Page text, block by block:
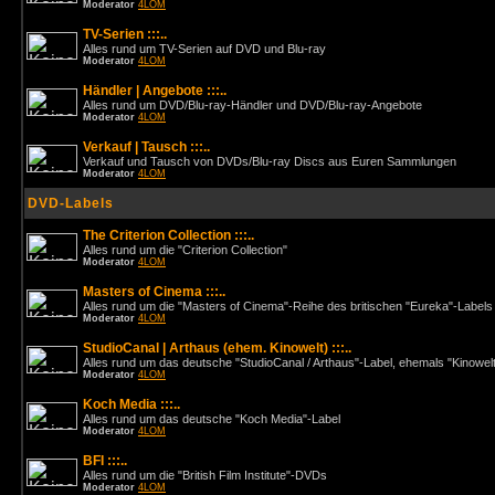
Moderator 4LOM
TV-Serien :::..
Alles rund um TV-Serien auf DVD und Blu-ray
Moderator 4LOM
Händler | Angebote :::..
Alles rund um DVD/Blu-ray-Händler und DVD/Blu-ray-Angebote
Moderator 4LOM
Verkauf | Tausch :::..
Verkauf und Tausch von DVDs/Blu-ray Discs aus Euren Sammlungen
Moderator 4LOM
DVD-Labels
The Criterion Collection :::..
Alles rund um die "Criterion Collection"
Moderator 4LOM
Masters of Cinema :::..
Alles rund um die "Masters of Cinema"-Reihe des britischen "Eureka"-Labels
Moderator 4LOM
StudioCanal | Arthaus (ehem. Kinowelt) :::..
Alles rund um das deutsche "StudioCanal / Arthaus"-Label, ehemals
Moderator 4LOM
Koch Media :::..
Alles rund um das deutsche "Koch Media"-Label
Moderator 4LOM
BFI :::..
Alles rund um die "British Film Institute"-DVDs
Moderator 4LOM